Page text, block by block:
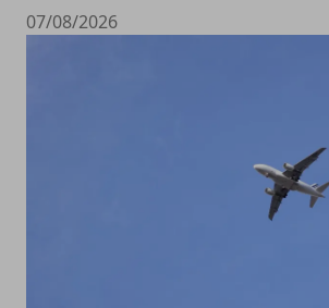
07/08/2026